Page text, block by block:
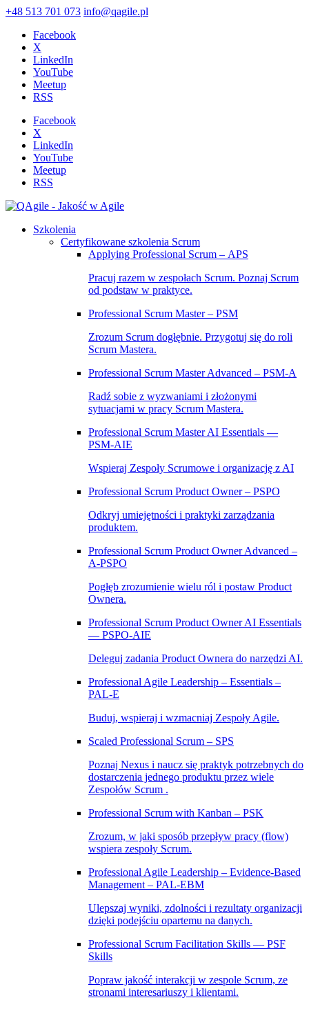
+48 513 701 073 info@qagile.pl
Facebook
X
LinkedIn
YouTube
Meetup
RSS
Facebook
X
LinkedIn
YouTube
Meetup
RSS
Szkolenia
Certyfikowane szkolenia Scrum
Applying Professional Scrum – APS
Pracuj razem w zespołach Scrum. Poznaj Scrum
od podstaw w praktyce.
Professional Scrum Master – PSM
Zrozum Scrum dogłębnie. Przygotuj się do roli
Scrum Mastera.
Professional Scrum Master Advanced – PSM‑A
Radź sobie z wyzwaniami i złożonymi
sytuacjami w pracy Scrum Mastera.
Professional Scrum Master AI Essentials —
PSM-AIE
Wspieraj Zespoły Scrumowe i organizację z AI
Professional Scrum Product Owner – PSPO
Odkryj umiejętności i praktyki zarządzania
produktem.
Professional Scrum Product Owner Advanced –
A‑PSPO
Pogłęb zrozumienie wielu ról i postaw Product
Ownera.
Professional Scrum Product Owner AI Essentials
— PSPO-AIE
Deleguj zadania Product Ownera do narzędzi AI.
Professional Agile Leadership – Essentials –
PAL‑E
Buduj, wspieraj i wzmacniaj Zespoły Agile.
Scaled Professional Scrum – SPS
Poznaj Nexus i naucz się praktyk potrzebnych do
dostarczenia jednego produktu przez wiele
Zespołów Scrum .
Professional Scrum with Kanban – PSK
Zrozum, w jaki sposób przepływ pracy (flow)
wspiera zespoły Scrum.
Professional Agile Leadership – Evidence-Based
Management – PAL-EBM
Ulepszaj wyniki, zdolności i rezultaty organizacji
dzięki podejściu opartemu na danych.
Professional Scrum Facilitation Skills — PSF
Skills
Popraw jakość interakcji w zespole Scrum, ze
stronami interesariuszy i klientami.